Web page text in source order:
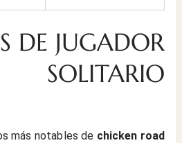
DE JUGADOR
SOLITARIO
más notables de chicken road